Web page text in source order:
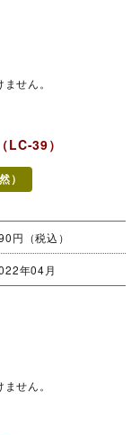
せん。
LC-39）
）
円（税込）
年04月
せん。